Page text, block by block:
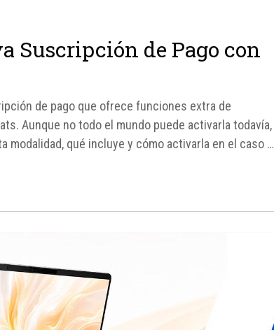
Suscripción de Pago con
de pago que ofrece funciones extra de
Aunque no todo el mundo puede activarla todavía,
qué incluye y cómo activarla en el caso de